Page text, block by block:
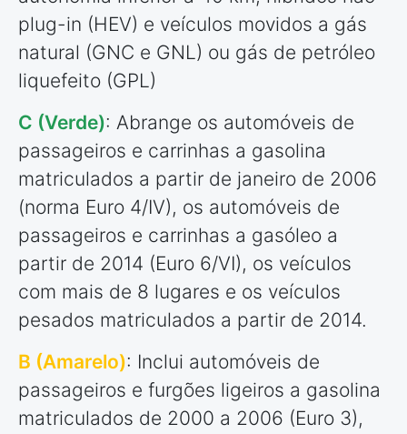
plug-in (HEV) e veículos movidos a gás
natural (GNC e GNL) ou gás de petróleo
liquefeito (GPL)
C (Verde): Abrange os automóveis de
passageiros e carrinhas a gasolina
matriculados a partir de janeiro de 2006
(norma Euro 4/IV), os automóveis de
passageiros e carrinhas a gasóleo a
partir de 2014 (Euro 6/VI), os veículos
com mais de 8 lugares e os veículos
pesados matriculados a partir de 2014.
B (Amarelo): Inclui automóveis de
passageiros e furgões ligeiros a gasolina
matriculados de 2000 a 2006 (Euro 3),